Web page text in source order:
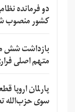
دو فرمانده
کشور منصوب
بازداشت شش
متهم اصلی
پارلمان اروپا
سوی حزب‌الله